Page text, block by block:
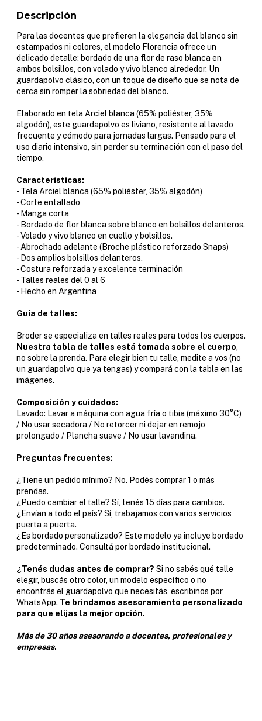
Descripción
Para las docentes que prefieren la elegancia del blanco sin
estampados ni colores, el modelo Florencia ofrece un
delicado detalle: bordado de una flor de raso blanca en
ambos bolsillos, con volado y vivo blanco alrededor. Un
guardapolvo clásico, con un toque de diseño que se nota de
cerca sin romper la sobriedad del blanco.
Elaborado en tela Arciel blanca (65% poliéster, 35%
algodón), este guardapolvo es liviano, resistente al lavado
frecuente y cómodo para jornadas largas. Pensado para el
uso diario intensivo, sin perder su terminación con el paso del
tiempo.
Características:
- Tela Arciel blanca (65% poliéster, 35% algodón)
- Corte entallado
- Manga corta
- Bordado de flor blanca sobre blanco en bolsillos delanteros.
- Volado y vivo blanco en cuello y bolsillos.
- Abrochado adelante (Broche plástico reforzado Snaps)
- Dos amplios bolsillos delanteros.
- Costura reforzada y excelente terminación
- Talles reales del 0 al 6
- Hecho en Argentina
Guía de talles:
Broder se especializa en talles reales para todos los cuerpos.
Nuestra tabla de talles está tomada sobre el cuerpo,
no sobre la prenda. Para elegir bien tu talle, medite a vos (no
un guardapolvo que ya tengas) y compará con la tabla en las
imágenes.
Composición y cuidados:
Lavado: Lavar a máquina con agua fría o tibia (máximo 30°C)
/ No usar secadora / No retorcer ni dejar en remojo
prolongado / Plancha suave / No usar lavandina.
Preguntas frecuentes:
¿Tiene un pedido mínimo? No. Podés comprar 1 o más
prendas.
¿Puedo cambiar el talle? Sí, tenés 15 días para cambios.
¿Envían a todo el país? Sí, trabajamos con varios servicios
puerta a puerta.
¿Es bordado personalizado? Este modelo ya incluye bordado
predeterminado. Consultá por bordado institucional.
¿Tenés dudas antes de comprar? Si no sabés qué talle
elegir, buscás otro color, un modelo específico o no
encontrás el guardapolvo que necesitás, escribinos por
WhatsApp. Te brindamos asesoramiento personalizado
para que elijas la mejor opción.
Más de 30 años asesorando a docentes, profesionales y
empresas.